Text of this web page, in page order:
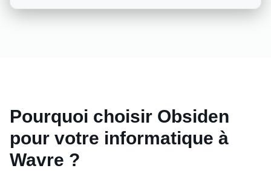
Pourquoi choisir Obsiden
pour votre informatique à
Wavre ?